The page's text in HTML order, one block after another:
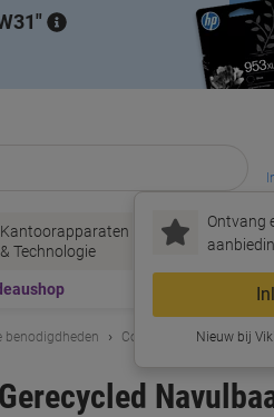
Ontvang
Nieuw bij
Kantoorapparaten
& Technologie
Inkt &
Toner
Papier,
& Verpakken
benodigdheden Correctie benodigdheden